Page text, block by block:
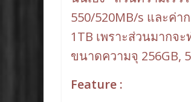
550/520MB/s และค่า
1TB เพราะส่วนมากจ
ขนาดความจุ 256GB,
Feature :